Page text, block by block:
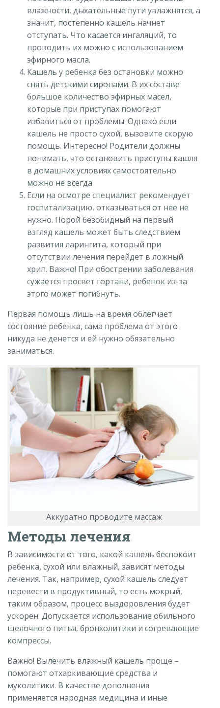
влажности, дыхательные пути увлажнятся, а
значит, постепенно кашель начнет
отступать. Что касается ингаляций, то
проводить их можно с использованием
эфирного масла.
Кашель у ребенка без остановки можно
снять детскими сиропами. В их составе
большое количество эфирных масел,
которые при приступах помогают
избавиться от проблемы. Однако если
кашель не просто сухой, вызовите скорую
помощь. Интересно! Родители должны
понимать, что остановить приступы кашля
в домашних условиях самостоятельно
можно не всегда.
Если на осмотре специалист рекомендует
госпитализацию, отказываться от нее не
нужно. Порой безобидный на первый
взгляд кашель может быть следствием
развития ларингита, который при
отсутствии лечения перейдет в ложный
хрип. Важно! При обострении заболевания
сужается просвет гортани, ребенок из-за
этого может погибнуть.
Первая помощь лишь на время облегчает
состояние ребенка, сама проблема от этого
никуда не денется и ей нужно обязательно
заниматься.
Аккуратно проводите массаж
Методы лечения
В зависимости от того, какой кашель беспокоит
ребенка, сухой или влажный, зависят методы
лечения. Так, например, сухой кашель следует
перевести в продуктивный, то есть мокрый,
таким образом, процесс выздоровления будет
ускорен. Допускается использование обильного
щелочного питья, бронхолитики и согревающие
компрессы.
Важно! Вылечить влажный кашель проще –
помогают отхаркивающие средства и
муколитики. В качестве дополнения
применяется народная медицина и иные